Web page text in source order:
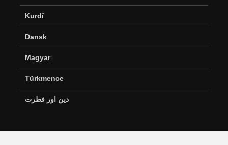
Kurdî
Dansk
Magyar
Türkmence
دین اور فطرت